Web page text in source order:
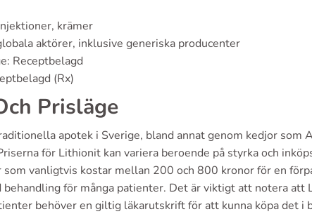
krämer
aktörer, inklusive generiska producenter
Receptbelagd
(Rx)
Prisläge
apotek i Sverige, bland annat genom kedjor som
för Lithionit kan variera beroende på styrka och
vanligtvis kostar mellan 200 och 800 kronor för en
för många patienter. Det är viktigt att notera att
behöver en giltig läkarutskrift för att kunna köpa det i